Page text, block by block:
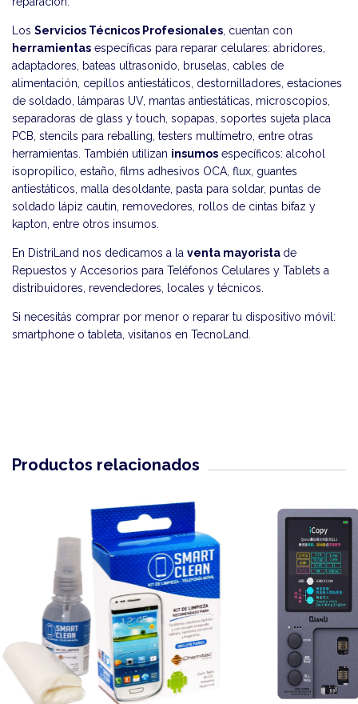
Los Servicios Técnicos Profesionales , cuentan con
herramientas específicas para reparar celulares: abridores,
adaptadores, bateas ultrasonido, bruselas, cables de
alimentación, cepillos antiestáticos, destornilladores, estaciones
de soldado, lámparas UV, mantas antiestáticas, microscopios,
separadoras de glass y touch, sopapas, soportes sujeta placa
PCB, stencils para reballing, testers multímetro, entre otras
herramientas. También utilizan insumos específicos: alcohol
isopropílico, estaño, films adhesivos OCA, flux, guantes
antiestáticos, malla desoldante, pasta para soldar, puntas de
soldado lápiz cautin, removedores, rollos de cintas bifaz y
kapton, entre otros insumos.
En DistriLand nos dedicamos a la venta mayorista de
Repuestos y Accesorios para Teléfonos Celulares y Tablets a
distribuidores, revendedores, locales y técnicos.
Si necesitás comprar por menor o reparar tu dispositivo móvil:
smartphone o tableta, visitanos en TecnoLand
Productos relacionados